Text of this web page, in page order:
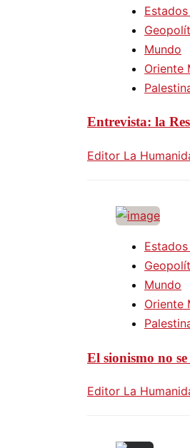
Mundo
Oriente
Entrevista: la
Editor La
Mundo
Oriente
El sionismo no
Editor La